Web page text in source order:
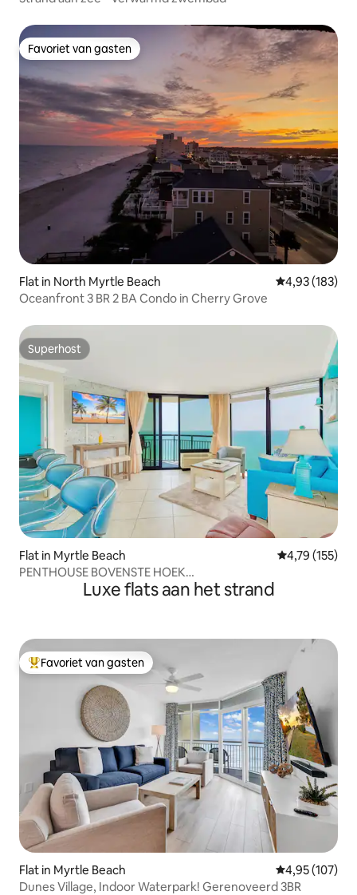
Favoriet van gasten
Favoriet van gasten
Flat in North Myrtle Beach Gemiddelde
4,93 (183)
Oceanfront 3 BR 2 BA Condo in Cherry Grove
Superhost
Superhost
Flat in Myrtle Beach Gemiddelde
4,79 (155)
PENTHOUSE BOVENSTE HOEK
CONDO/HUISDIEREN/OMHULLEND BALC
Luxe flats aan het strand
Topfavoriet van gasten
Favoriet van gasten
Flat in Myrtle Beach Gemiddelde
4,95 (107)
Dunes Village, Indoor Waterpark! Gerenoveerd 3BR